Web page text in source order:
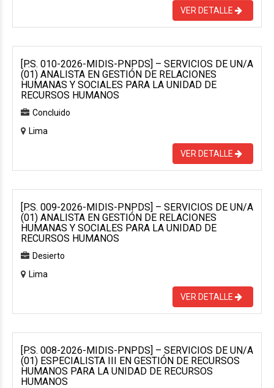
VER DETALLE
[P.S. 010-2026-MIDIS-PNPDS] – SERVICIOS DE UN/A
(01) ANALISTA EN GESTIÓN DE RELACIONES
HUMANAS Y SOCIALES PARA LA UNIDAD DE
RECURSOS HUMANOS
Concluido
Lima
VER DETALLE
[P.S. 009-2026-MIDIS-PNPDS] – SERVICIOS DE UN/A
(01) ANALISTA EN GESTIÓN DE RELACIONES
HUMANAS Y SOCIALES PARA LA UNIDAD DE
RECURSOS HUMANOS
Desierto
Lima
VER DETALLE
[P.S. 008-2026-MIDIS-PNPDS] – SERVICIOS DE UN/A
(01) ESPECIALISTA III EN GESTIÓN DE RECURSOS
HUMANOS PARA LA UNIDAD DE RECURSOS
HUMANOS